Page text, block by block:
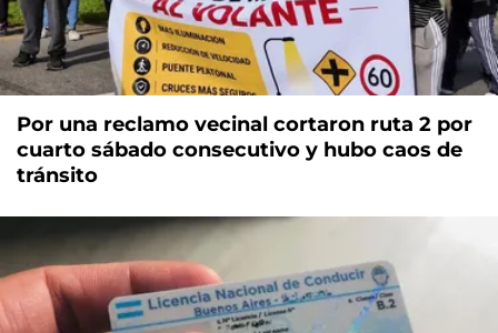
Por una reclamo vecinal cortaron ruta 2 por
cuarto sábado consecutivo y hubo caos de
tránsito